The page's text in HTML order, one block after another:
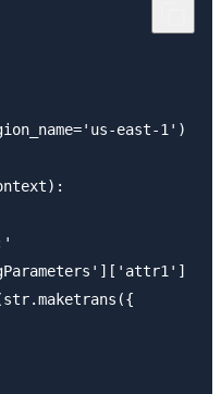
east-1')